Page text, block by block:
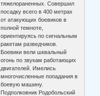
тяжелораненных. Совершил
посадку всего в 400 метрах
от атакующих боевиков в
полной темноте,
ориентируясь по сигнальным
ракетам разведчиков.
Боевики вели шквальный
огонь по звукам работающих
двигателей. Имелись
многочисленные попадания в
боевую машину.
Подполковник Родобольский